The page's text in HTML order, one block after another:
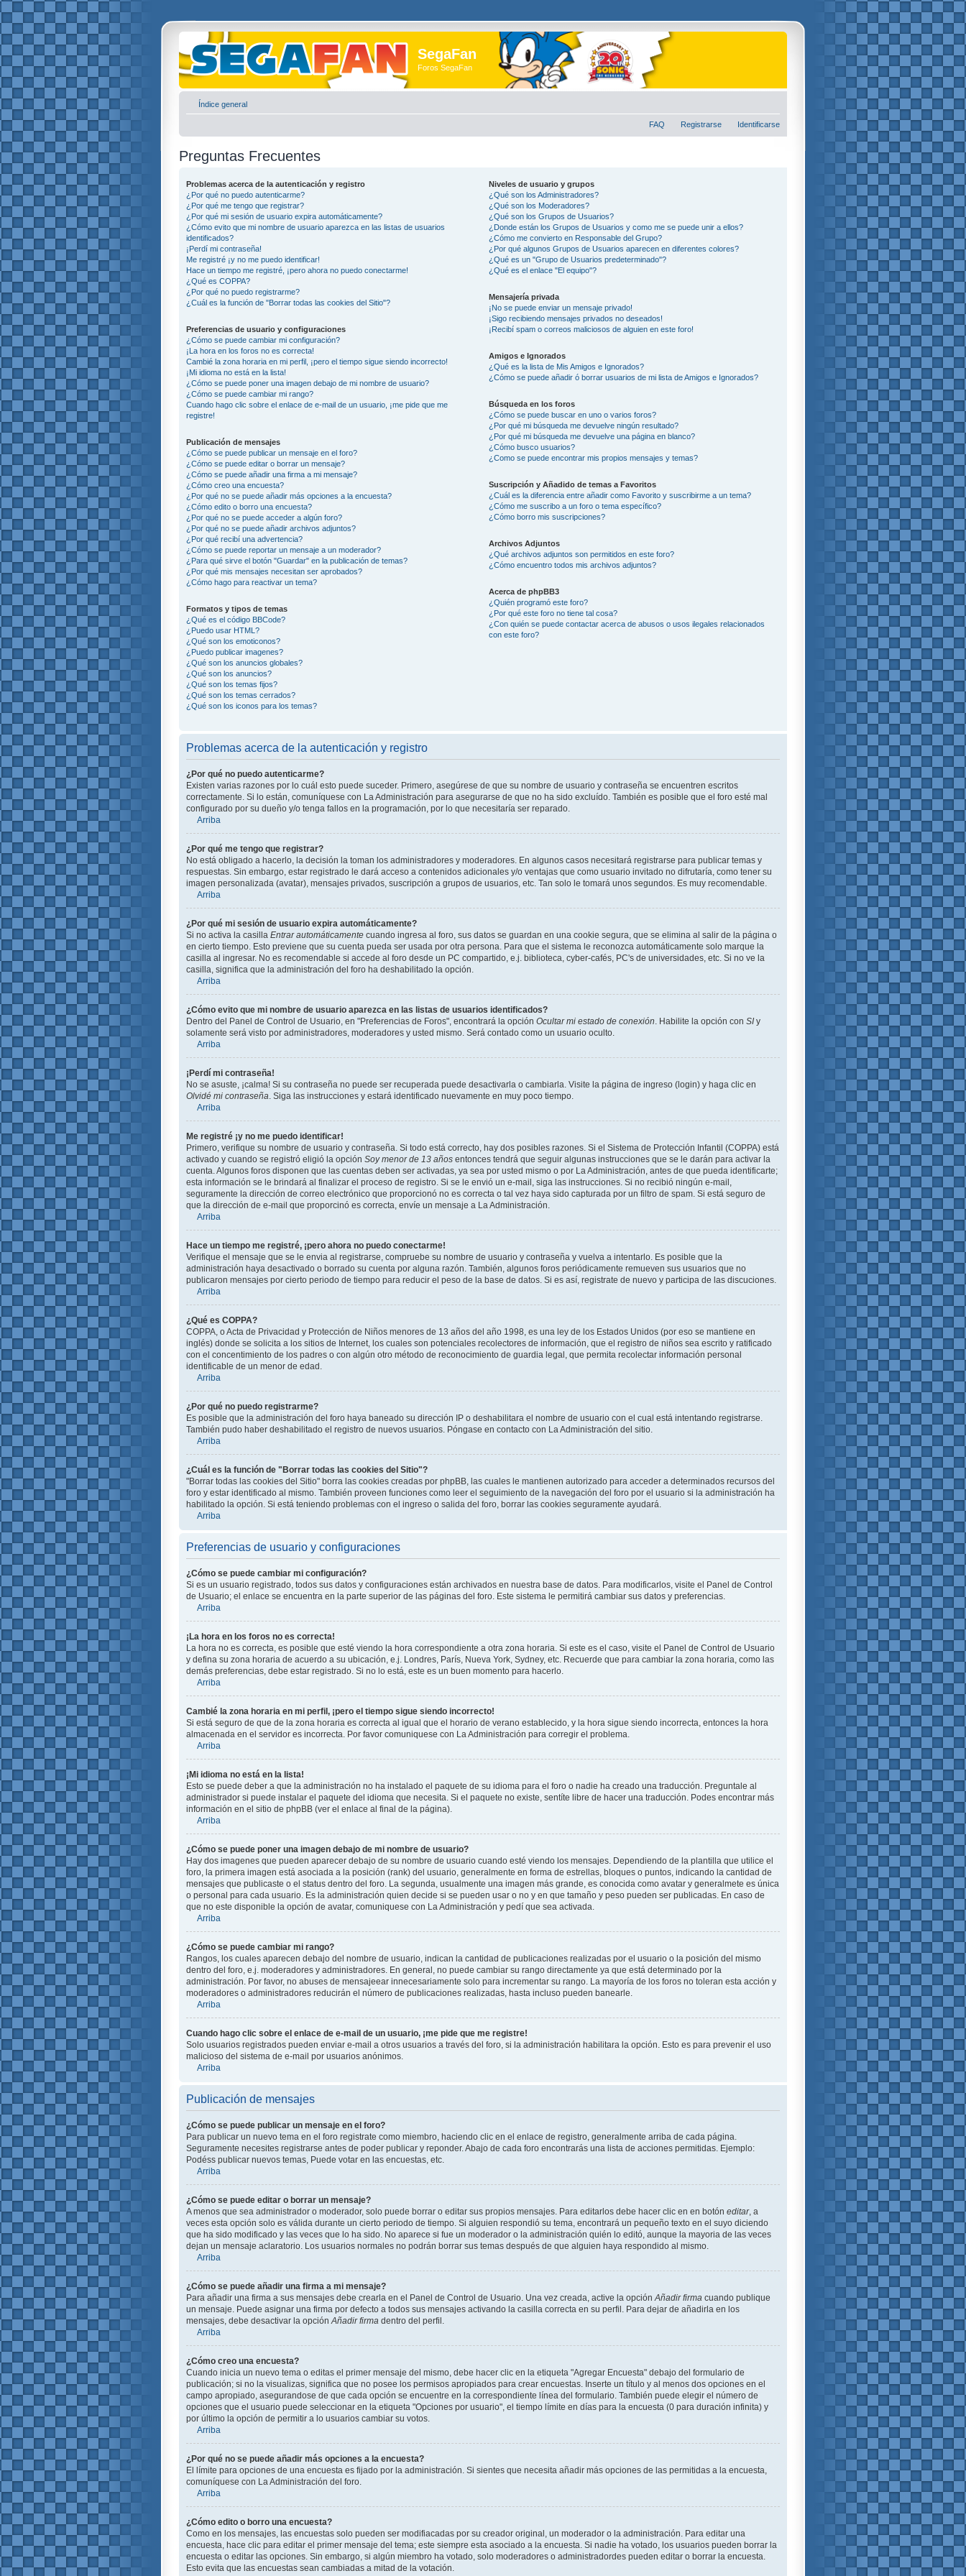
SegaFan
Foros SegaFan
Índice general
FAQ Registrarse Identificarse
Preguntas Frecuentes
Problemas acerca de la autenticación y registro
¿Por qué no puedo autenticarme?
¿Por qué me tengo que registrar?
¿Por qué mi sesión de usuario expira automáticamente?
¿Cómo evito que mi nombre de usuario aparezca en las listas de usuarios
identificados?
¡Perdí mi contraseña!
Me registré ¡y no me puedo identificar!
Hace un tiempo me registré, ¡pero ahora no puedo conectarme!
¿Qué es COPPA?
¿Por qué no puedo registrarme?
¿Cuál es la función de "Borrar todas las cookies del Sitio"?
Preferencias de usuario y configuraciones
¿Cómo se puede cambiar mi configuración?
¡La hora en los foros no es correcta!
Cambié la zona horaria en mi perfil, ¡pero el tiempo sigue siendo incorrecto!
¡Mi idioma no está en la lista!
¿Cómo se puede poner una imagen debajo de mi nombre de usuario?
¿Cómo se puede cambiar mi rango?
Cuando hago clic sobre el enlace de e-mail de un usuario, ¡me pide que me
registre!
Publicación de mensajes
¿Cómo se puede publicar un mensaje en el foro?
¿Cómo se puede editar o borrar un mensaje?
¿Cómo se puede añadir una firma a mi mensaje?
¿Cómo creo una encuesta?
¿Por qué no se puede añadir más opciones a la encuesta?
¿Cómo edito o borro una encuesta?
¿Por qué no se puede acceder a algún foro?
¿Por qué no se puede añadir archivos adjuntos?
¿Por qué recibí una advertencia?
¿Cómo se puede reportar un mensaje a un moderador?
¿Para qué sirve el botón "Guardar" en la publicación de temas?
¿Por qué mis mensajes necesitan ser aprobados?
¿Cómo hago para reactivar un tema?
Formatos y tipos de temas
¿Qué es el código BBCode?
¿Puedo usar HTML?
¿Qué son los emoticonos?
¿Puedo publicar imagenes?
¿Qué son los anuncios globales?
¿Qué son los anuncios?
¿Qué son los temas fijos?
¿Qué son los temas cerrados?
¿Qué son los iconos para los temas?
Niveles de usuario y grupos
¿Qué son los Administradores?
¿Qué son los Moderadores?
¿Qué son los Grupos de Usuarios?
¿Donde están los Grupos de Usuarios y como me se puede unir a ellos?
¿Cómo me convierto en Responsable del Grupo?
¿Por qué algunos Grupos de Usuarios aparecen en diferentes colores?
¿Qué es un "Grupo de Usuarios predeterminado"?
¿Qué es el enlace "El equipo"?
Mensajería privada
¡No se puede enviar un mensaje privado!
¡Sigo recibiendo mensajes privados no deseados!
¡Recibí spam o correos maliciosos de alguien en este foro!
Amigos e Ignorados
¿Qué es la lista de Mis Amigos e Ignorados?
¿Cómo se puede añadir ó borrar usuarios de mi lista de Amigos e Ignorados?
Búsqueda en los foros
¿Cómo se puede buscar en uno o varios foros?
¿Por qué mi búsqueda me devuelve ningún resultado?
¿Por qué mi búsqueda me devuelve una página en blanco?
¿Cómo busco usuarios?
¿Como se puede encontrar mis propios mensajes y temas?
Suscripción y Añadido de temas a Favoritos
¿Cuál es la diferencia entre añadir como Favorito y suscribirme a un tema?
¿Cómo me suscribo a un foro o tema específico?
¿Cómo borro mis suscripciones?
Archivos Adjuntos
¿Qué archivos adjuntos son permitidos en este foro?
¿Cómo encuentro todos mis archivos adjuntos?
Acerca de phpBB3
¿Quién programó este foro?
¿Por qué este foro no tiene tal cosa?
¿Con quién se puede contactar acerca de abusos o usos ilegales relacionados
con este foro?
Problemas acerca de la autenticación y registro
¿Por qué no puedo autenticarme?
Existen varias razones por lo cuál esto puede suceder. Primero, asegúrese de que su nombre de usuario y contraseña se encuentren escritos
correctamente. Si lo están, comuníquese con La Administración para asegurarse de que no ha sido excluído. También es posible que el foro esté mal
configurado por su dueño y/o tenga fallos en la programación, por lo que necesitaría ser reparado.
Arriba
¿Por qué me tengo que registrar?
No está obligado a hacerlo, la decisión la toman los administradores y moderadores. En algunos casos necesitará registrarse para publicar temas y
respuestas. Sin embargo, estar registrado le dará acceso a contenidos adicionales y/o ventajas que como usuario invitado no difrutaría, como tener su
imagen personalizada (avatar), mensajes privados, suscripción a grupos de usuarios, etc. Tan solo le tomará unos segundos. Es muy recomendable.
Arriba
¿Por qué mi sesión de usuario expira automáticamente?
Si no activa la casilla Entrar automáticamente cuando ingresa al foro, sus datos se guardan en una cookie segura, que se elimina al salir de la página o
en cierto tiempo. Esto previene que su cuenta pueda ser usada por otra persona. Para que el sistema le reconozca automáticamente solo marque la
casilla al ingresar. No es recomendable si accede al foro desde un PC compartido, e.j. biblioteca, cyber-cafés, PC's de universidades, etc. Si no ve la
casilla, significa que la administración del foro ha deshabilitado la opción.
Arriba
¿Cómo evito que mi nombre de usuario aparezca en las listas de usuarios identificados?
Dentro del Panel de Control de Usuario, en "Preferencias de Foros", encontrará la opción Ocultar mi estado de conexión . Habilite la opción con SI y
solamente será visto por administradores, moderadores y usted mismo. Será contado como un usuario oculto.
Arriba
¡Perdí mi contraseña!
No se asuste, ¡calma! Si su contraseña no puede ser recuperada puede desactivarla o cambiarla. Visite la página de ingreso (login) y haga clic en
Olvidé mi contraseña . Siga las instrucciones y estará identificado nuevamente en muy poco tiempo.
Arriba
Me registré ¡y no me puedo identificar!
Primero, verifique su nombre de usuario y contraseña. Si todo está correcto, hay dos posibles razones. Si el Sistema de Protección Infantil (COPPA) está
activado y cuando se registró eligió la opción Soy menor de 13 años entonces tendrá que seguir algunas instrucciones que se le darán para activar la
cuenta. Algunos foros disponen que las cuentas deben ser activadas, ya sea por usted mismo o por La Administración, antes de que pueda identificarte;
esta información se le brindará al finalizar el proceso de registro. Si se le envió un e-mail, siga las instrucciones. Si no recibió ningún e-mail,
seguramente la dirección de correo electrónico que proporcionó no es correcta o tal vez haya sido capturada por un filtro de spam. Si está seguro de
que la dirección de e-mail que proporcinó es correcta, envíe un mensaje a La Administración.
Arriba
Hace un tiempo me registré, ¡pero ahora no puedo conectarme!
Verifique el mensaje que se le envia al registrarse, compruebe su nombre de usuario y contraseña y vuelva a intentarlo. Es posible que la
administración haya desactivado o borrado su cuenta por alguna razón. También, algunos foros periódicamente remueven sus usuarios que no
publicaron mensajes por cierto periodo de tiempo para reducir el peso de la base de datos. Si es así, registrate de nuevo y participa de las discuciones.
Arriba
¿Qué es COPPA?
COPPA, o Acta de Privacidad y Protección de Niños menores de 13 años del año 1998, es una ley de los Estados Unidos (por eso se mantiene en
inglés) donde se solicita a los sitios de Internet, los cuales son potenciales recolectores de información, que el registro de niños sea escrito y ratificado
con el concentimiento de los padres o con algún otro método de reconocimiento de guardia legal, que permita recolectar información personal
identificable de un menor de edad.
Arriba
¿Por qué no puedo registrarme?
Es posible que la administración del foro haya baneado su dirección IP o deshabilitara el nombre de usuario con el cual está intentando registrarse.
También pudo haber deshabilitado el registro de nuevos usuarios. Póngase en contacto con La Administración del sitio.
Arriba
¿Cuál es la función de "Borrar todas las cookies del Sitio"?
"Borrar todas las cookies del Sitio" borra las cookies creadas por phpBB, las cuales le mantienen autorizado para acceder a determinados recursos del
foro y estar identificado al mismo. También proveen funciones como leer el seguimiento de la navegación del foro por el usuario si la administración ha
habilitado la opción. Si está teniendo problemas con el ingreso o salida del foro, borrar las cookies seguramente ayudará.
Arriba
Preferencias de usuario y configuraciones
¿Cómo se puede cambiar mi configuración?
Si es un usuario registrado, todos sus datos y configuraciones están archivados en nuestra base de datos. Para modificarlos, visite el Panel de Control
de Usuario; el enlace se encuentra en la parte superior de las páginas del foro. Este sistema le permitirá cambiar sus datos y preferencias.
Arriba
¡La hora en los foros no es correcta!
La hora no es correcta, es posible que esté viendo la hora correspondiente a otra zona horaria. Si este es el caso, visite el Panel de Control de Usuario
y defina su zona horaria de acuerdo a su ubicación, e.j. Londres, París, Nueva York, Sydney, etc. Recuerde que para cambiar la zona horaria, como las
demás preferencias, debe estar registrado. Si no lo está, este es un buen momento para hacerlo.
Arriba
Cambié la zona horaria en mi perfil, ¡pero el tiempo sigue siendo incorrecto!
Si está seguro de que de la zona horaria es correcta al igual que el horario de verano establecido, y la hora sigue siendo incorrecta, entonces la hora
almacenada en el servidor es incorrecta. Por favor comuniquese con La Administración para corregir el problema.
Arriba
¡Mi idioma no está en la lista!
Esto se puede deber a que la administración no ha instalado el paquete de su idioma para el foro o nadie ha creado una traducción. Preguntale al
administrador si puede instalar el paquete del idioma que necesita. Si el paquete no existe, sentíte libre de hacer una traducción. Podes encontrar más
información en el sitio de phpBB (ver el enlace al final de la página).
Arriba
¿Cómo se puede poner una imagen debajo de mi nombre de usuario?
Hay dos imagenes que pueden aparecer debajo de su nombre de usuario cuando esté viendo los mensajes. Dependiendo de la plantilla que utilice el
foro, la primera imagen está asociada a la posición (rank) del usuario, generalmente en forma de estrellas, bloques o puntos, indicando la cantidad de
mensajes que publicaste o el status dentro del foro. La segunda, usualmente una imagen más grande, es conocida como avatar y generalmete es única
o personal para cada usuario. Es la administración quien decide si se pueden usar o no y en que tamaño y peso pueden ser publicadas. En caso de
que no este disponible la opción de avatar, comuniquese con La Administración y pedí que sea activada.
Arriba
¿Cómo se puede cambiar mi rango?
Rangos, los cuales aparecen debajo del nombre de usuario, indican la cantidad de publicaciones realizadas por el usuario o la posición del mismo
dentro del foro, e.j. moderadores y administradores. En general, no puede cambiar su rango directamente ya que está determinado por la
administración. Por favor, no abuses de mensajeear innecesariamente solo para incrementar su rango. La mayoría de los foros no toleran esta acción y
moderadores o administradores reducirán el número de publicaciones realizadas, hasta incluso pueden banearle.
Arriba
Cuando hago clic sobre el enlace de e-mail de un usuario, ¡me pide que me registre!
Solo usuarios registrados pueden enviar e-mail a otros usuarios a través del foro, si la administración habilitara la opción. Esto es para prevenir el uso
malicioso del sistema de e-mail por usuarios anónimos.
Arriba
Publicación de mensajes
¿Cómo se puede publicar un mensaje en el foro?
Para publicar un nuevo tema en el foro registrate como miembro, haciendo clic en el enlace de registro, generalmente arriba de cada página.
Seguramente necesites registrarse antes de poder publicar y reponder. Abajo de cada foro encontrarás una lista de acciones permitidas. Ejemplo:
Podéss publicar nuevos temas, Puede votar en las encuestas, etc.
Arriba
¿Cómo se puede editar o borrar un mensaje?
A menos que sea administrador o moderador, solo puede borrar o editar sus propios mensajes. Para editarlos debe hacer clic en en botón editar, a
veces esta opción solo es válida durante un cierto periodo de tiempo. Si alguien respondió su tema, encontrará un pequeño texto en el suyo diciendo
que ha sido modificado y las veces que lo ha sido. No aparece si fue un moderador o la administración quién lo editó, aunque la mayoria de las veces
dejan un mensaje aclaratorio. Los usuarios normales no podrán borrar sus temas después de que alguien haya respondido al mismo.
Arriba
¿Cómo se puede añadir una firma a mi mensaje?
Para añadir una firma a sus mensajes debe crearla en el Panel de Control de Usuario. Una vez creada, active la opción Añadir firma cuando publique
un mensaje. Puede asignar una firma por defecto a todos sus mensajes activando la casilla correcta en su perfil. Para dejar de añadirla en los
mensajes, debe desactivar la opción Añadir firma dentro del perfil.
Arriba
¿Cómo creo una encuesta?
Cuando inicia un nuevo tema o editas el primer mensaje del mismo, debe hacer clic en la etiqueta "Agregar Encuesta" debajo del formulario de
publicación; si no la visualizas, significa que no posee los permisos apropiados para crear encuestas. Inserte un título y al menos dos opciones en el
campo apropiado, asegurandose de que cada opción se encuentre en la correspondiente línea del formulario. También puede elegir el número de
opciones que el usuario puede seleccionar en la etiqueta "Opciones por usuario", el tiempo límite en días para la encuesta (0 para duración infinita) y
por último la opción de permitir a lo usuarios cambiar su votos.
Arriba
¿Por qué no se puede añadir más opciones a la encuesta?
El límite para opciones de una encuesta es fijado por la administración. Si sientes que necesita añadir más opciones de las permitidas a la encuesta,
comuníquese con La Administración del foro.
Arriba
¿Cómo edito o borro una encuesta?
Como en los mensajes, las encuestas solo pueden ser modifiacadas por su creador original, un moderador o la administración. Para editar una
encuesta, hace clic para editar el primer mensaje del tema; este siempre esta asociado a la encuesta. Si nadie ha votado, los usuarios pueden borrar la
encuesta o editar las opciones. Sin embargo, si algún miembro ha votado, solo moderadores o administradordes pueden editar o borrar la encuesta.
Esto evita que las encuestas sean cambiadas a mitad de la votación.